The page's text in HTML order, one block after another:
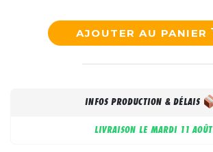
AJOUTER AU PANIER
INFOS PRODUCTION & DÉLAIS
LIVRAISON LE MARDI 11 AOÛT